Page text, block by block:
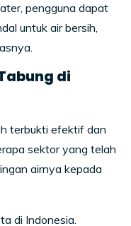
pengguna dapat
untuk air bersih,
di
terbukti efektif dan
sektor yang telah
airnya kepada
di Indonesia.